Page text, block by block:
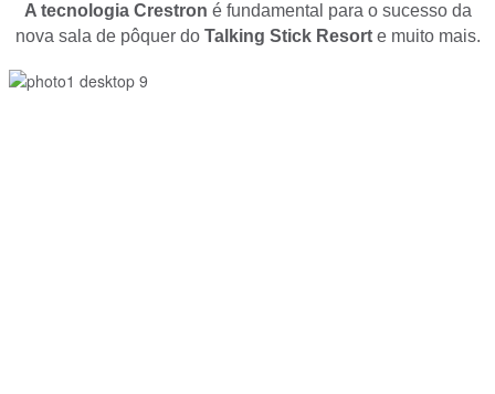
A tecnologia Crestron é fundamental para o sucesso da
nova sala de pôquer do Talking Stick Resorte muito mais.